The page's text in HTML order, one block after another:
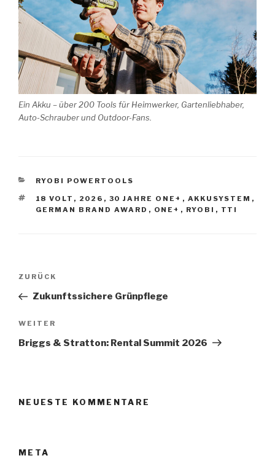
Ein Akku – über 200 Tools für Heimwerker, Gartenliebhaber,
Auto-Schrauber und Outdoor-Fans.
KATEGORIEN
RYOBI POWERTOOLS
SCHLAGWÖRTER
18 VOLT , 2026 , 30 JAHRE ONE+ , AKKUSYSTEM ,
GERMAN BRAND AWARD , ONE+ , RYOBI , TTI
Beitragsnavigation
Vorheriger
Beitrag
ZURÜCK
Zukunftssichere Grünpflege
Nächster
Beitrag
WEITER
Briggs & Stratton: Rental Summit 2026
NEUESTE KOMMENTARE
META